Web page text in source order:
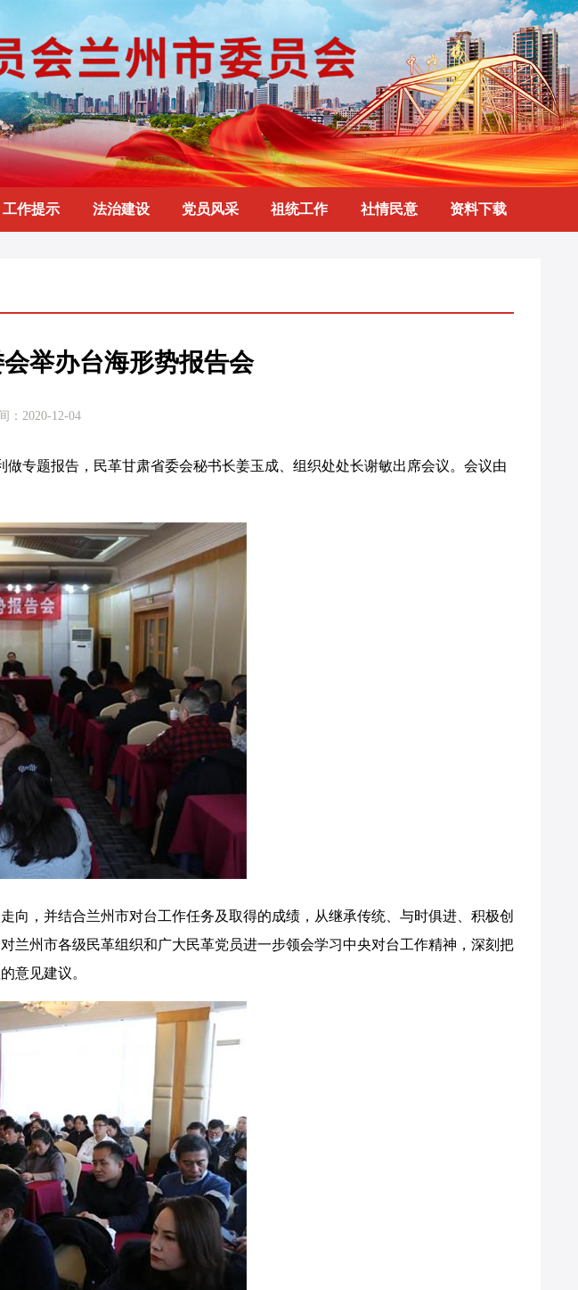
工作提示 法治建设 党员风采 祖统工作 社情民意 资料下载
会举办台海形势报告会
：2020-12-04
题报告，民革甘肃省委会秘书长姜玉成、组织处处长谢敏出席会议。会议由
，并结合兰州市对台工作任务及取得的成绩，从继承传统、与时俱进、积极创
兰州市各级民革组织和广大民革党员进一步领会学习中央对台工作精神，深刻把
意见建议。